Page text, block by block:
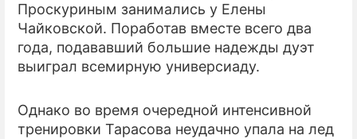
Проскуриным занимались у Елены
Чайковской. Поработав вместе всего два
года, подававший большие надежды дуэт
выиграл всемирную универсиаду.
Однако во время очередной интенсивной
тренировки Тарасова неудачно упала на лед